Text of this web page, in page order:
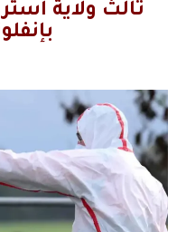
ثالث ولاية